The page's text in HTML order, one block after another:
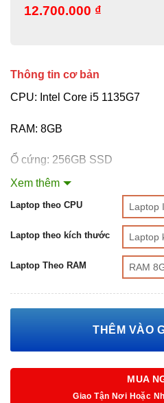
12.700.000 ₫
Thông tin cơ bản
CPU: Intel Core i5 1135G7
RAM: 8GB
Ổ cứng: 256GB SSD
Màn hình: 14 inch FHD
Xem thêm
Laptop theo CPU Laptop
Laptop theo kích thước Laptop
Laptop Theo RAM RAM
THÊM VÀO
MUA
Giao Tận Nơi Hoặc